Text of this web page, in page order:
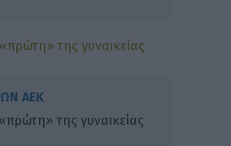
ΑΕΚ
της γυναικείας